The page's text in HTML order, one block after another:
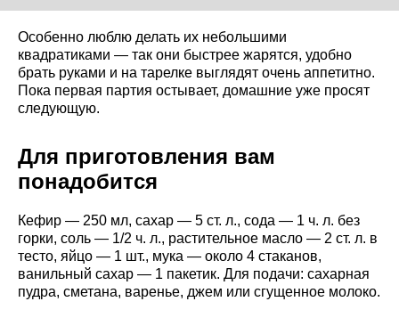
Особенно люблю делать их небольшими
квадратиками — так они быстрее жарятся, удобно
брать руками и на тарелке выглядят очень аппетитно.
Пока первая партия остывает, домашние уже просят
следующую.
Для приготовления вам
понадобится
Кефир — 250 мл, сахар — 5 ст. л., сода — 1 ч. л. без
горки, соль — 1/2 ч. л., растительное масло — 2 ст. л. в
тесто, яйцо — 1 шт., мука — около 4 стаканов,
ванильный сахар — 1 пакетик. Для подачи: сахарная
пудра, сметана, варенье, джем или сгущенное молоко.